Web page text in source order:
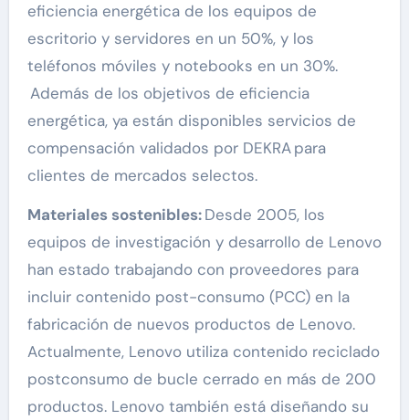
eficiencia energética de los equipos de
escritorio y servidores en un 50%, y los
teléfonos móviles y notebooks en un 30%.
Además de los objetivos de eficiencia
energética, ya están disponibles servicios de
compensación validados por DEKRA para
clientes de mercados selectos.
Materiales sostenibles:Desde 2005, los
equipos de investigación y desarrollo de Lenovo
han estado trabajando con proveedores para
incluir contenido post-consumo (PCC) en la
fabricación de nuevos productos de Lenovo.
Actualmente, Lenovo utiliza contenido reciclado
postconsumo de bucle cerrado en más de 200
productos. Lenovo también está diseñando su